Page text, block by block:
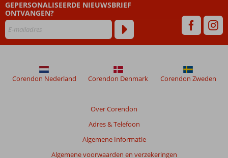
GEPERSONALISEERDE NIEUWSBRIEF
ONTVANGEN?
Over Corendon
Adres & Telefoon
Algemene Informatie
Algemene voorwaarden en verzekeringen
Corendon Nederland Corendon Denmark Corendon Zweden